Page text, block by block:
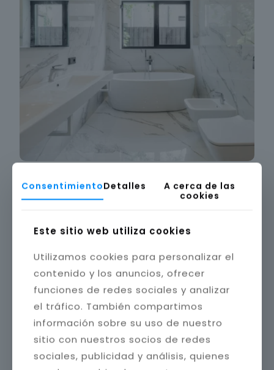
ConsentimientoDetalles
A cerca de las
cookies
Este sitio web utiliza cookies
Utilizamos cookies para personalizar el
contenido y los anuncios, ofrecer
funciones de redes sociales y analizar
el tráfico. También compartimos
información sobre su uso de nuestro
sitio con nuestros socios de redes
sociales, publicidad y análisis, quienes